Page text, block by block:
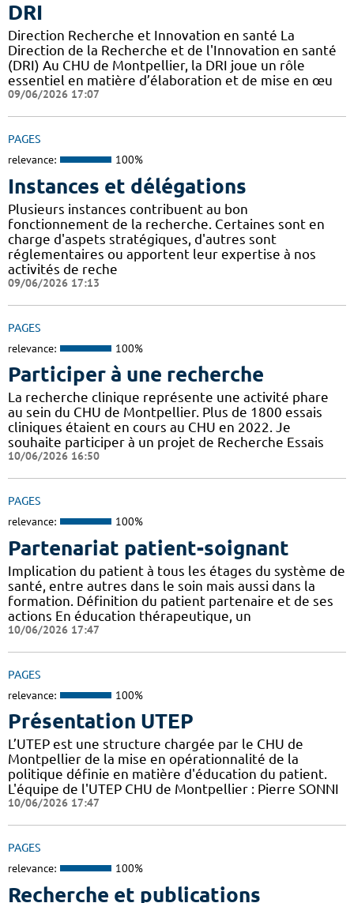
DRI
Direction Recherche et Innovation en santé La
Direction de la Recherche et de l'Innovation en santé
(DRI) Au CHU de Montpellier, la DRI joue un rôle
essentiel en matière d’élaboration et de mise en œu
09/06/2026 17:07
PAGES
relevance: 100%
Instances et délégations
Plusieurs instances contribuent au bon
fonctionnement de la recherche. Certaines sont en
charge d'aspets stratégiques, d'autres sont
réglementaires ou apportent leur expertise à nos
activités de reche
09/06/2026 17:13
PAGES
relevance: 100%
Participer à une recherche
La recherche clinique représente une activité phare
au sein du CHU de Montpellier. Plus de 1800 essais
cliniques étaient en cours au CHU en 2022. Je
souhaite participer à un projet de Recherche Essais
10/06/2026 16:50
PAGES
relevance: 100%
Partenariat patient-soignant
Implication du patient à tous les étages du système de
santé, entre autres dans le soin mais aussi dans la
formation. Définition du patient partenaire et de ses
actions En éducation thérapeutique, un
10/06/2026 17:47
PAGES
relevance: 100%
Présentation UTEP
L’UTEP est une structure chargée par le CHU de
Montpellier de la mise en opérationnalité de la
politique définie en matière d'éducation du patient.
L'équipe de l'UTEP CHU de Montpellier : Pierre SONNI
10/06/2026 17:47
PAGES
relevance: 100%
Recherche et publications